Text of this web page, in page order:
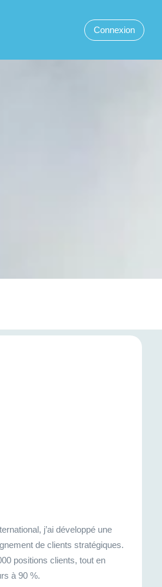
Connexion
j’ai développé une
de clients stratégiques.
positions clients, tout en
à 90 %.